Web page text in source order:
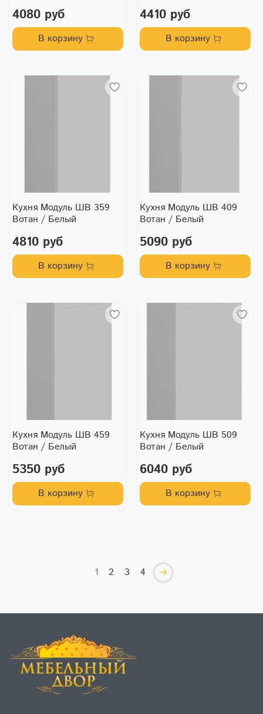
4080 руб
В корзину
4410 руб
В корзину
Кухня Модуль ШВ 359
Вотан / Белый
4810 руб
В корзину
Кухня Модуль ШВ 409
Вотан / Белый
5090 руб
В корзину
Кухня Модуль ШВ 459
Вотан / Белый
5350 руб
В корзину
Кухня Модуль ШВ 509
Вотан / Белый
6040 руб
В корзину
1 2 3 4